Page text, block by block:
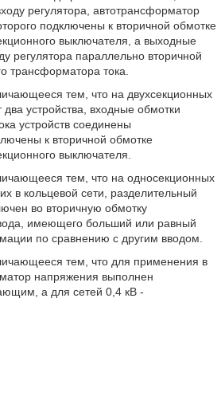
регулятора, автотрансформатор
подключены к вторичной обмотке
выключателя, а выходные
регулятора параллельно вторичной
трансформатора тока.
тем, что на двухсекционных
устройства, входные обмотки
устройств соединены
к вторичной обмотке
выключателя.
тем, что на односекционных
в кольцевой сети, разделительный
во вторичную обмотку
имеющего больший или равный
по сравнению с другим вводом.
тем, что для применения в
напряжения выполнен
а для сетей 0,4 кВ -